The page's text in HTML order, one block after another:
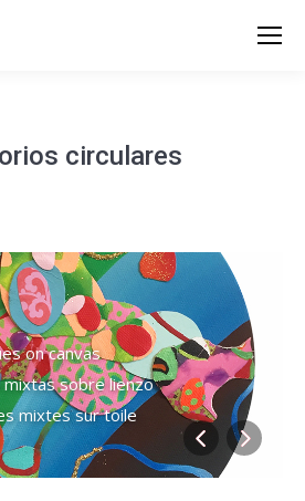
circulares
on canvas
mixtas sobre lienzo
mixtes sur toile